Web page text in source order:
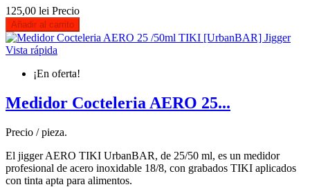
125,00 lei Precio
Añadir al carrito
Vista rápida
¡En oferta!
Medidor Cocteleria AERO 25...
Precio / pieza.
El jigger AERO TIKI UrbanBAR, de 25/50 ml, es un medidor
profesional de acero inoxidable 18/8, con grabados TIKI aplicados
con tinta apta para alimentos.